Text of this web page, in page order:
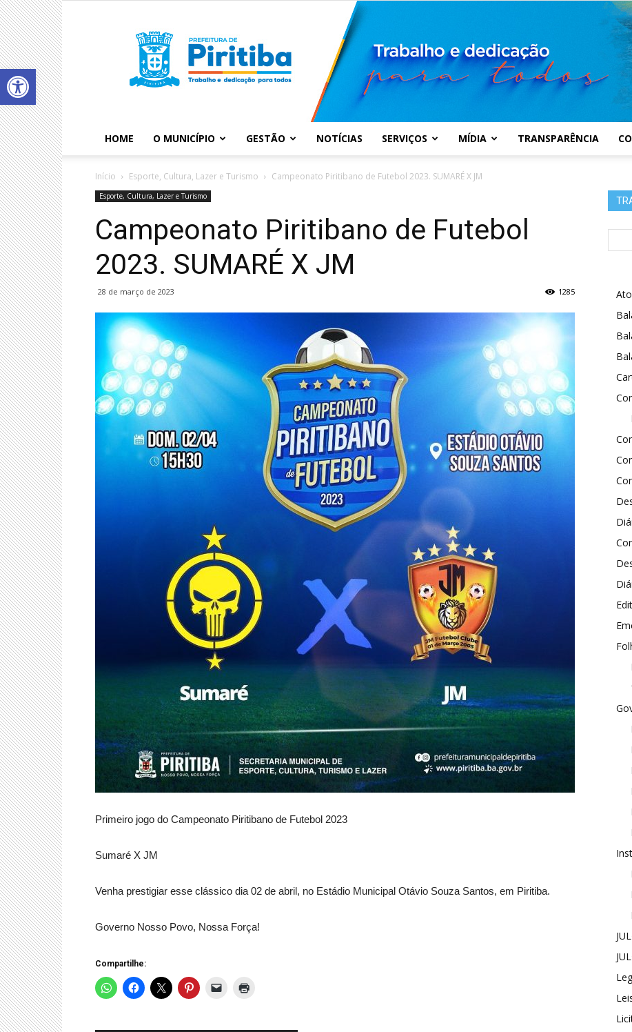
Abrir a barra de ferramentas
Piritiba
HOME O MUNICÍPIO GESTÃO NOTÍCIAS SERVIÇOS MÍDIA TRANSPARÊNCIA
Início Esporte, Cultura, Lazer e Turismo Campeonato Piritibano de Futebol 2023. SUMARÉ X JM
Esporte, Cultura, Lazer e Turismo
Campeonato Piritibano de Futebol
2023. SUMARÉ X JM
28 de março de 2023 1285
Primeiro jogo do Campeonato Piritibano de Futebol 2023
Sumaré X JM
Venha prestigiar esse clássico dia 02 de abril, no Estádio Municipal Otávio Souza Santos, em Piritiba.
Governo Nosso Povo, Nossa Força!
Compartilhe: